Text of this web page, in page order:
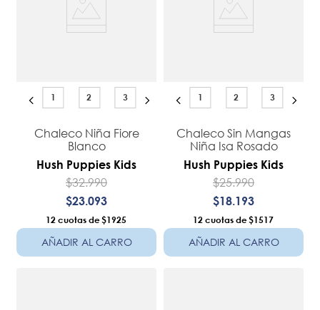
1 2 3
Chaleco Niña Fiore
Blanco
Hush Puppies Kids
$32.990
$23 093
12 $1925
AÑADIR AL CARRO
1 2 3
Chaleco Sin Mangas
Niña Isa Rosado
Hush Puppies Kids
$25.990
$18 193
12 $1517
AÑADIR AL CARRO